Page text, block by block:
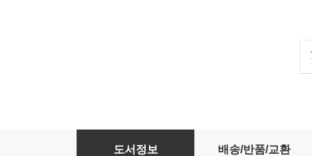
딥테크 스타트업
도서정보 배송/반품/교환